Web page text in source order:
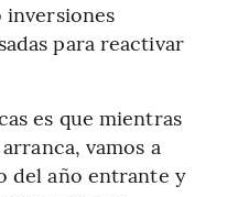
inversiones
para reactivar
es que mientras
vamos a
del año entrante y